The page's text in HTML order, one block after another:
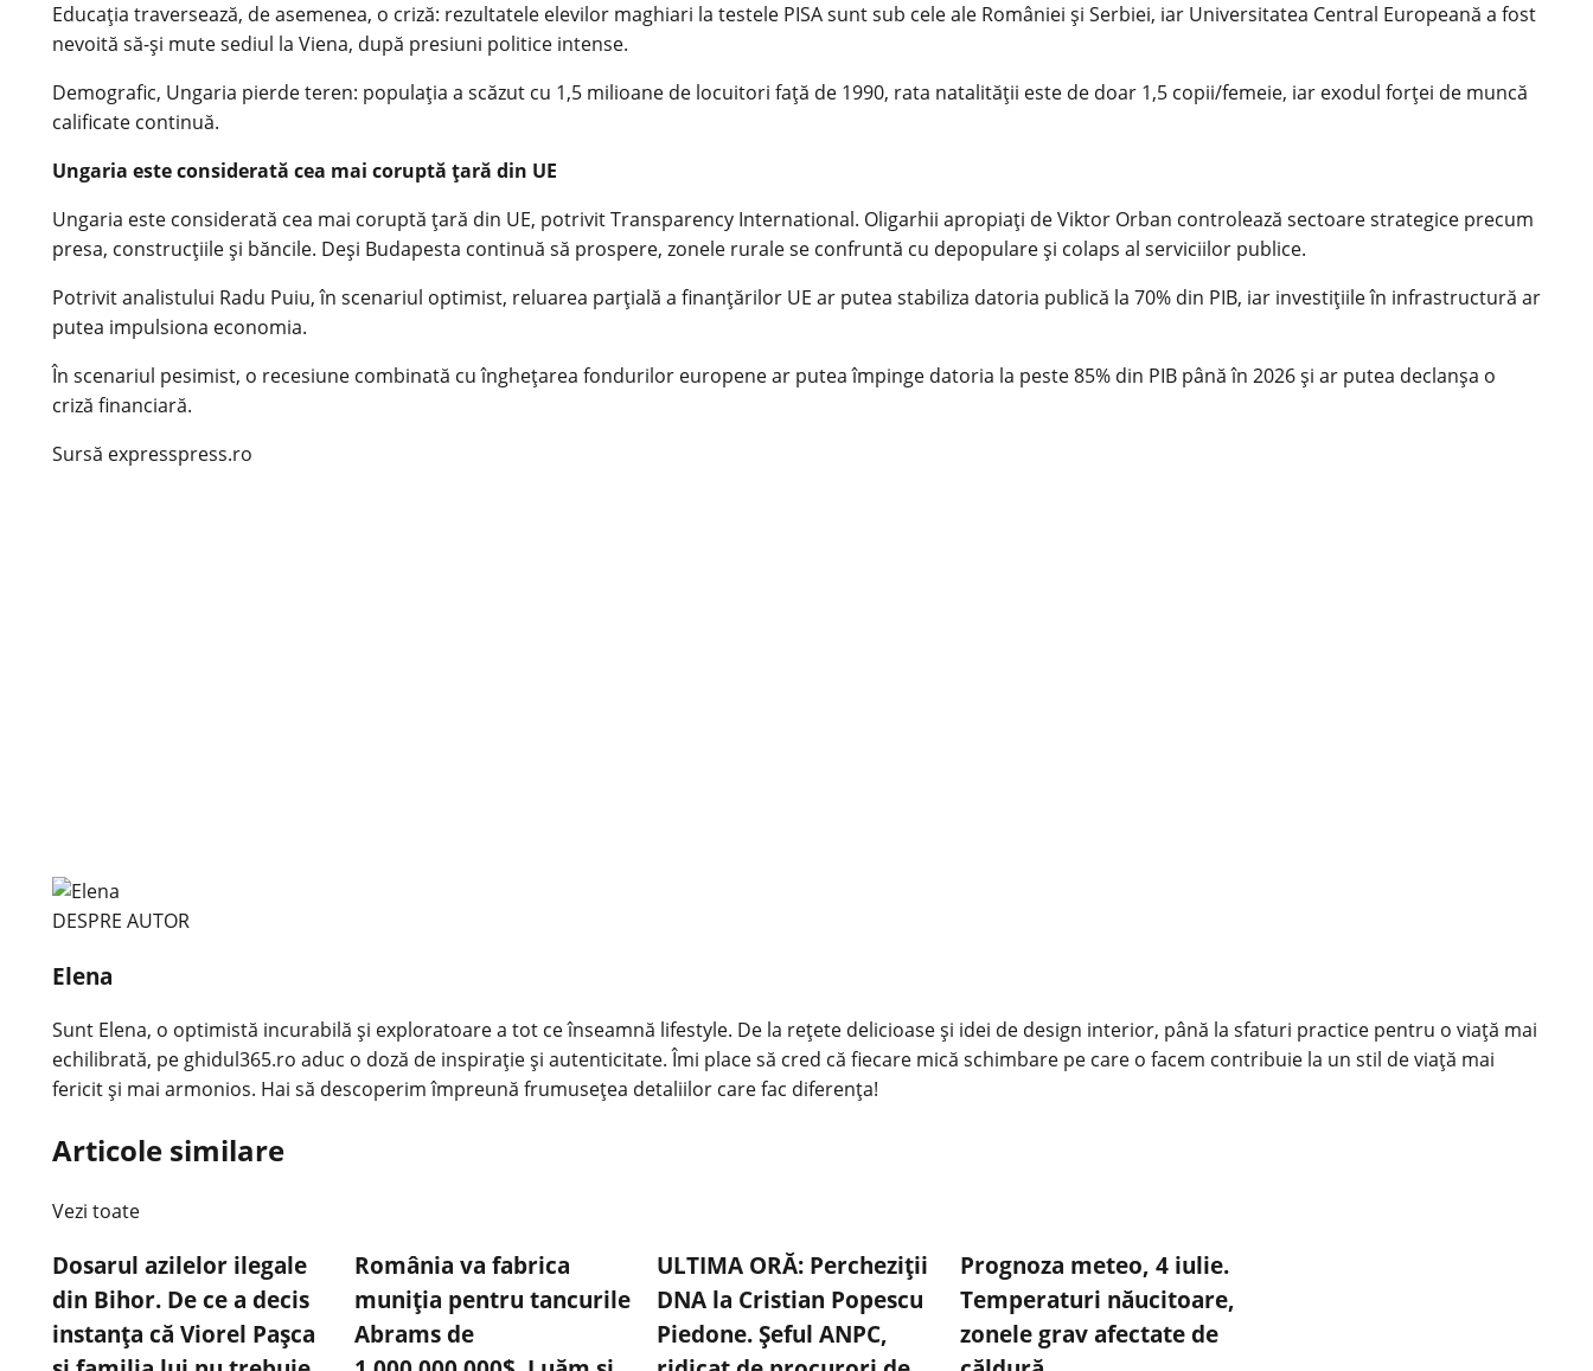
Educația traversează, de asemenea, o criză: rezultatele elevilor maghiari la testele PISA sunt sub cele ale României și Serbiei, iar Universitatea Central Europeană a fost
nevoită să-și mute sediul la Viena, după presiuni politice intense.
Demografic, Ungaria pierde teren: populația a scăzut cu 1,5 milioane de locuitori față de 1990, rata natalității este de doar 1,5 copii/femeie, iar exodul forței de muncă
calificate continuă.
Ungaria este considerată cea mai coruptă țară din UE
Ungaria este considerată cea mai coruptă țară din UE, potrivit Transparency International. Oligarhii apropiați de Viktor Orban controlează sectoare strategice precum
presa, construcțiile și băncile. Deși Budapesta continuă să prospere, zonele rurale se confruntă cu depopulare și colaps al serviciilor publice.
Potrivit analistului Radu Puiu, în scenariul optimist, reluarea parțială a finanțărilor UE ar putea stabiliza datoria publică la 70% din PIB, iar investițiile în infrastructură ar
putea impulsiona economia.
În scenariul pesimist, o recesiune combinată cu înghețarea fondurilor europene ar putea împinge datoria la peste 85% din PIB până în 2026 și ar putea declanșa o
criză financiară.
Sursă expresspress.ro
DESPRE AUTOR
Elena
Sunt Elena, o optimistă incurabilă și exploratoare a tot ce înseamnă lifestyle. De la rețete delicioase și idei de design interior, până la sfaturi practice pentru o viață mai
echilibrată, pe ghidul365.ro aduc o doză de inspirație și autenticitate. Îmi place să cred că fiecare mică schimbare pe care o facem contribuie la un stil de viață mai
fericit și mai armonios. Hai să descoperim împreună frumusețea detaliilor care fac diferența!
Articole similare
Vezi toate
Dosarul azilelor ilegale
din Bihor. De ce a decis
instanța că Viorel Pașca
România va fabrica
muniția pentru tancurile
Abrams de
ULTIMA ORĂ: Percheziții
DNA la Cristian Popescu
Piedone. Șeful ANPC,
Prognoza meteo, 4 iulie.
Temperaturi năucitoare,
zonele grav afectate de